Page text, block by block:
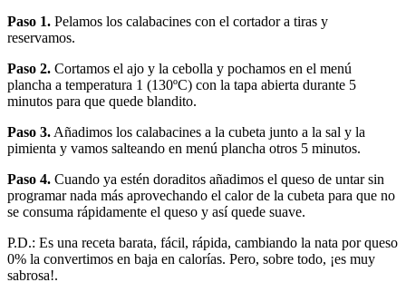
Paso 1. Pelamos los calabacines con el cortador a tiras y
reservamos.
Paso 2. Cortamos el ajo y la cebolla y pochamos en el menú
plancha a temperatura 1 (130ºC) con la tapa abierta durante 5
minutos para que quede blandito.
Paso 3. Añadimos los calabacines a la cubeta junto a la sal y la
pimienta y vamos salteando en menú plancha otros 5 minutos.
Paso 4. Cuando ya estén doraditos añadimos el queso de untar sin
programar nada más aprovechando el calor de la cubeta para que no
se consuma rápidamente el queso y así quede suave.
P.D.: Es una receta barata, fácil, rápida, cambiando la nata por queso
0% la convertimos en baja en calorías. Pero, sobre todo, ¡es muy
sabrosa!.